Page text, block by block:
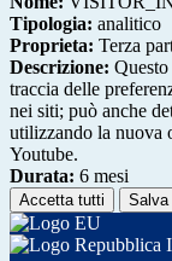
Tipologia: analitico
Proprieta: Terza
Descrizione:
traccia delle
nei siti; può anche
utilizzando la nuova
Youtube.
Durata: 6 mesi
Accetta tutti Salva